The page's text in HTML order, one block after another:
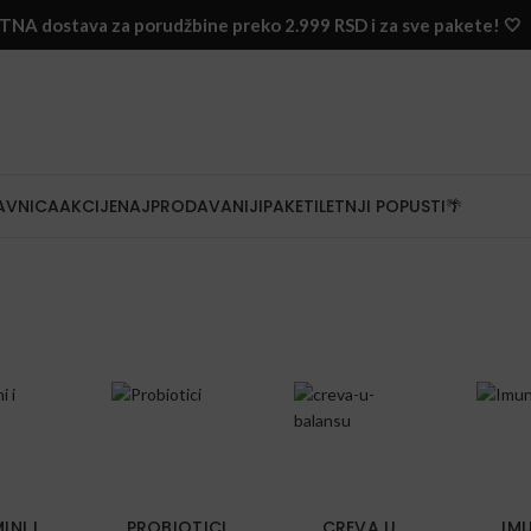
dostava za porudžbine preko 2.999 RSD i za sve pakete! 🤍
AKCIJENAJPRODAVANIJIPAKETILETNJI POPUSTI🌴